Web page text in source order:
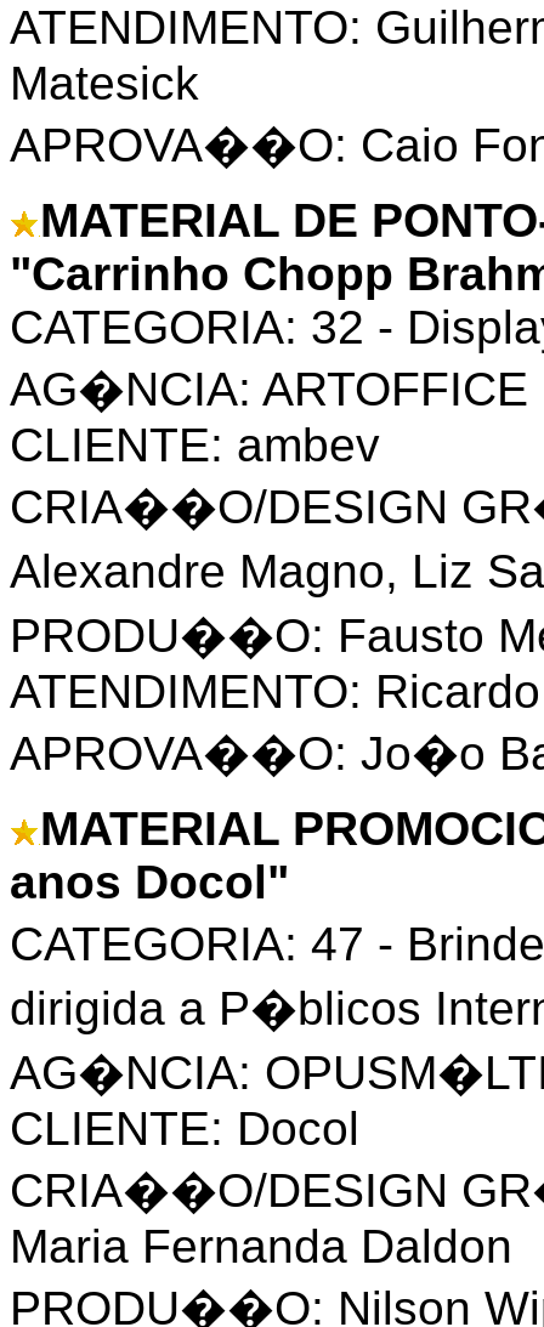
ATENDIMENTO:
Matesick
APROVA��O: Caio
MATERIAL DE
"Carrinho Chopp
CATEGORIA: 32 -
AG�NCIA: ARTOFFICE
CLIENTE: ambev
CRIA��O/DESIGN
Alexandre Magno, Liz
PRODU��O: Fausto
ATENDIMENTO:
APROVA��O: Jo�o
MATERIAL
anos Docol"
CATEGORIA: 47 -
dirigida a P�blicos
AG�NCIA:
CLIENTE: Docol
CRIA��O/DESIGN
Maria Fernanda Daldon
PRODU��O: Nilson